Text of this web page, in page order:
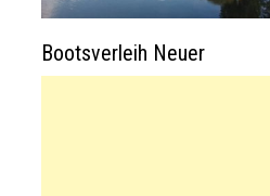
Bootsverleih Neuer